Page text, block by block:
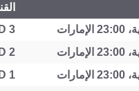
3
2
1